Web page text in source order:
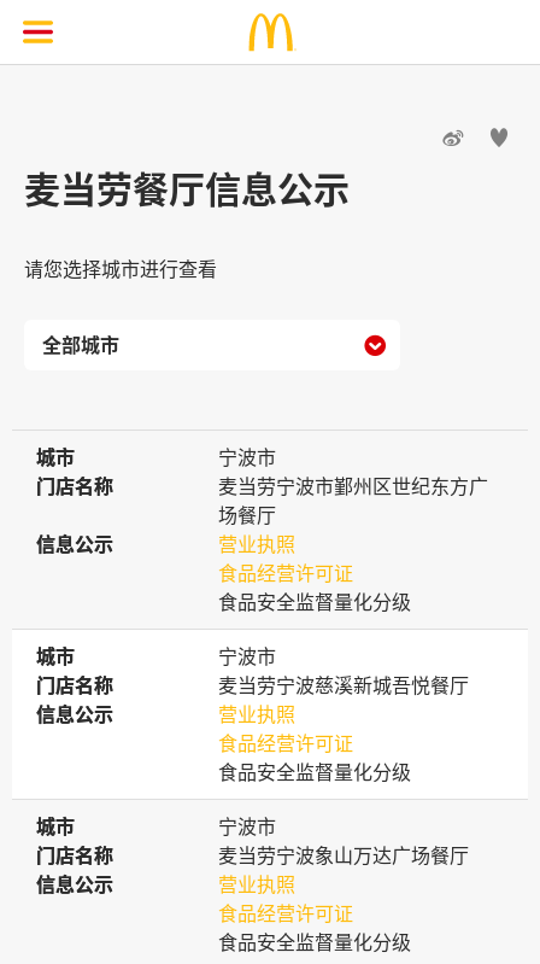
 
麦当劳餐厅信息公示
请您选择城市进行查看

城市
城市
宁波市
门店名称
门店名称
麦当劳宁波市鄞州区世纪东方广
场餐厅
信息公示
信息公示
营业执照
食品经营许可证
食品安全监督量化分级
城市
城市
宁波市
门店名称
门店名称
麦当劳宁波慈溪新城吾悦餐厅
信息公示
信息公示
营业执照
食品经营许可证
食品安全监督量化分级
城市
城市
宁波市
门店名称
门店名称
麦当劳宁波象山万达广场餐厅
信息公示
信息公示
营业执照
食品经营许可证
食品安全监督量化分级